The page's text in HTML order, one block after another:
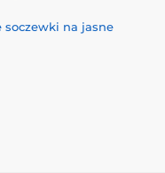
soczewki na jasne